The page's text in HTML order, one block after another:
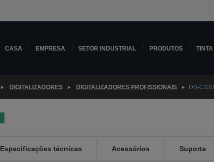
CASA EMPRESA SETOR INDUSTRIAL PRODUTOS TINTA
DIGITALIZADORES DIGITALIZADORES PROFISSIONAIS DS-C330
Especificações técnicas Acessórios Suporte